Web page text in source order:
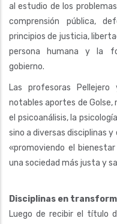
al estudio de los
comprensión pública,
principios de justicia,
persona humana y la
gobierno.
Las profesoras
notables aportes de Golse,
el psicoanálisis, la
sino a diversas disciplinas
«promoviendo el
una sociedad más justa y
Disciplinas en
Luego de recibir el título